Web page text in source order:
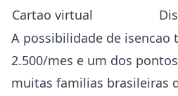
Cartao virtual
A possibilidade de isencao
2.500/mes e um dos
muitas familias brasileiras